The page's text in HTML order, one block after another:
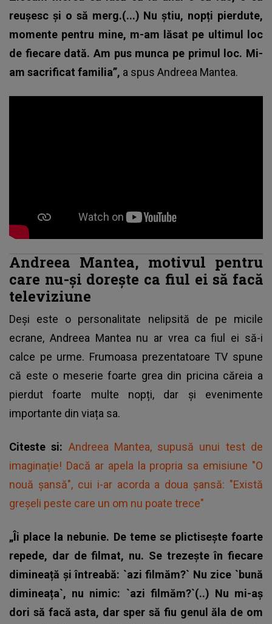
reușesc și o să merg.(...) Nu știu, nopți pierdute,
momente pentru mine, m-am lăsat pe ultimul loc
de fiecare dată. Am pus munca pe primul loc. Mi-
am sacrificat familia”, a spus Andreea Mantea.
Andreea Mantea, motivul pentru
care nu-și dorește ca fiul ei să facă
televiziune
Deși este o personalitate nelipsită de pe micile
ecrane, Andreea Mantea nu ar vrea ca fiul ei să-i
calce pe urme. Frumoasa prezentatoare TV spune
că este o meserie foarte grea din pricina căreia a
pierdut foarte multe nopți, dar și evenimente
importante din viața sa.
Citeste si: Andreea Mantea, supusă unui test de
imaginație! Dacă ar apela la propria sa emisiune "O
nouă șansă", cui i-ar acorda a doua șansă: "Există
greșeli peste care un om nu poate trece"
„Îi place la nebunie. De teme se plictisește foarte
repede, dar de filmat, nu. Se trezește în fiecare
dimineață și întreabă: `azi filmăm?` Nu zice `bună
dimineața`, nu nimic: `azi filmăm?`(..) Nu mi-aș
dori să facă asta, dar sper să fiu genul ăla de om